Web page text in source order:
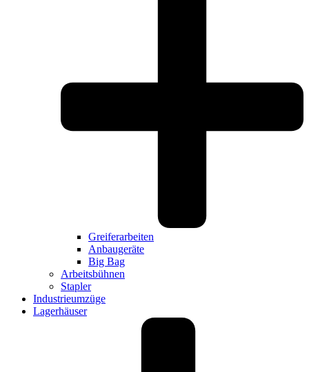
Greiferarbeiten
Anbaugeräte
Big Bag
Arbeitsbühnen
Stapler
Industrie­umzüge
Lagerhäuser